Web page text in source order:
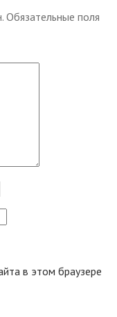
Обязательные поля
в этом браузере